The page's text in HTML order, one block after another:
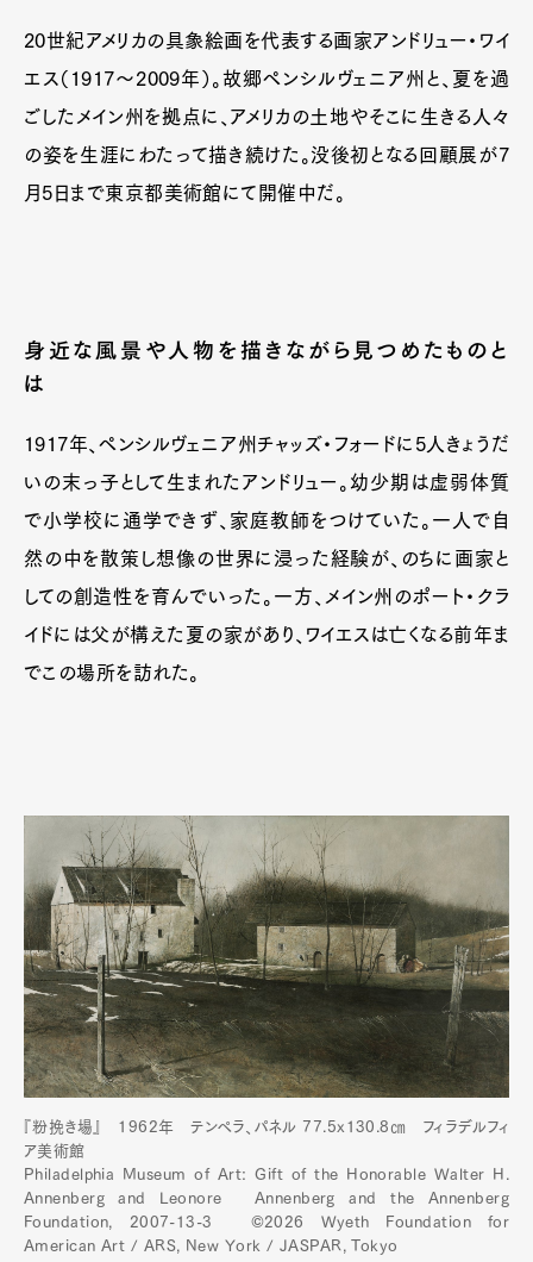
20世紀アメリカの具象絵画を代表する画家アンドリュー・ワイ
エス（1917〜2009年）。故郷ペンシルヴェニア州と、夏を過
ごしたメイン州を拠点に、アメリカの土地やそこに生きる人々
の姿を生涯にわたって描き続けた。没後初となる回顧展が7
月5日まで東京都美術館にて開催中だ。
身近な風景や人物を描きながら見つめたものと
は
1917年、ペンシルヴェニア州チャッズ・フォードに5人きょうだ
いの末っ子として生まれたアンドリュー。幼少期は虚弱体質
で小学校に通学できず、家庭教師をつけていた。一人で自
然の中を散策し想像の世界に浸った経験が、のちに画家と
しての創造性を育んでいった。一方、メイン州のポート・クラ
イドには父が構えた夏の家があり、ワイエスは亡くなる前年ま
でこの場所を訪れた。
『粉挽き場』 1962年 テンペラ、パネル 77.5x130.8㎝ フィラデルフィ
ア美術館
Philadelphia Museum of Art: Gift of the Honorable Walter H.
Annenberg and Leonore Annenberg and the Annenberg
Foundation, 2007-13-3 ©2026 Wyeth Foundation for
American Art / ARS, New York / JASPAR, Tokyo